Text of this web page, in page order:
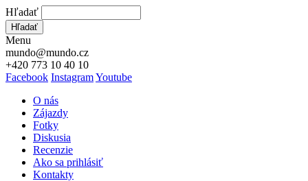
Hľadať
Hľadať
Menu
mundo@mundo.cz
+420 773 10 40 10
Facebook InstagramYoutube
O nás
Zájazdy
Fotky
Diskusia
Recenzie
Ako sa prihlásiť
Kontakty